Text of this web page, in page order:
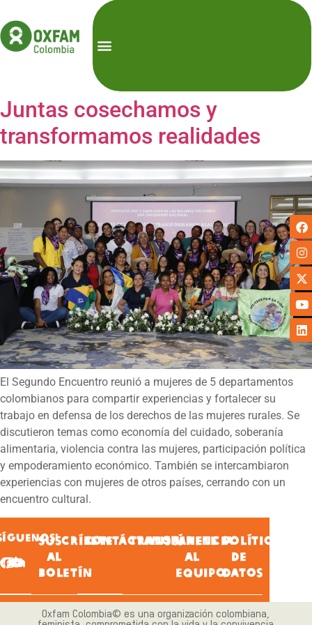
Juntas cosechamos y
transformamos realidades
El Segundo Encuentro reunió a mujeres de 5 departamentos
colombianos para compartir experiencias y fortalecer su
trabajo en defensa de los derechos de las mujeres rurales. Se
discutieron temas como economía del cuidado, soberanía
alimentaria, violencia contra las mujeres, participación política
y empoderamiento económico. También se intercambiaron
experiencias con mujeres de otros países, cerrando con un
encuentro cultural.
SUSCRÍBETE
AL
BOLETÍN
CONTÁCTANOS
TRANSPARENCIA
ÚNETE
AL
EQUIPO
POLÍTICA
DE
DATOS
Oxfam Colombia© es una organización colombiana,